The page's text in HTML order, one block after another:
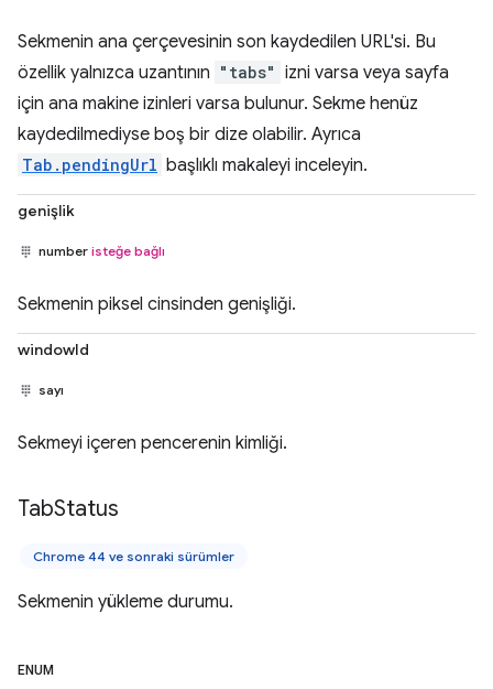
Sekmenin ana çerçevesinin son kaydedilen URL'si. Bu
özellik yalnızca uzantının "tabs" izni varsa veya sayfa
için ana makine izinleri varsa bulunur. Sekme henüz
kaydedilmediyse boş bir dize olabilir. Ayrıca
Tab.pendingUrl başlıklı makaleyi inceleyin.
genişlik
number isteğe bağlı
Sekmenin piksel cinsinden genişliği.
windowId
sayı
Sekmeyi içeren pencerenin kimliği.
TabStatus
Chrome 44 ve sonraki sürümler
Sekmenin yükleme durumu.
ENUM